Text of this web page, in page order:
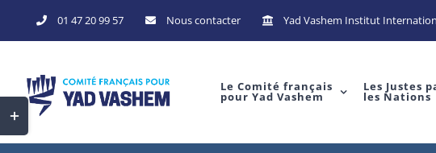
to
01 47 20 99 57 Nous contacter Yad Vashem Institut
Le Comité français
pour Yad Vashem
Les Justes
les Nations
Toggle
Sliding